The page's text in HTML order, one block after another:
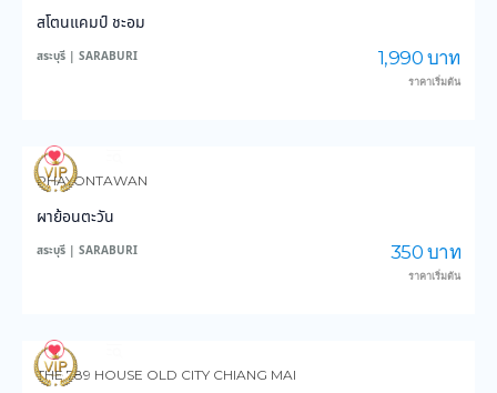
สโตนแคมป์ ชะอม
สระบุรี | SARABURI 1,990 บาท
ราคาเริ่มต้น
226
PHAYONTAWAN
ผาย้อนตะวัน
สระบุรี | SARABURI 350 บาท
ราคาเริ่มต้น
137
THE 789 HOUSE OLD CITY CHIANG MAI